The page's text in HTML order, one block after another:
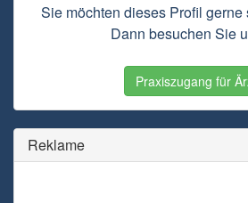
Sie möchten dieses Profil
Dann besuchen Sie
Praxiszugang für
Reklame